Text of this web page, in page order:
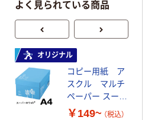
よく見られている商品
オリジナル
コピー用紙 ア
スクル マルチ
ペーパー スーパ
ーホワイト+
￥149~ （税込）